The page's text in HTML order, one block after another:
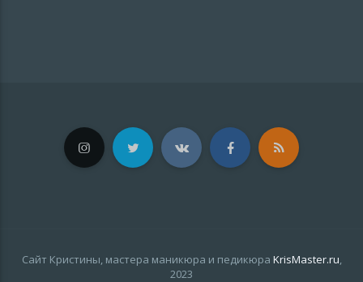
Сайт Кристины, мастера маникюра и педикюра KrisMaster.ru,
2023